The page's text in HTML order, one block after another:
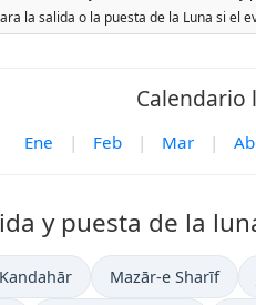
la salida o la puesta de la Luna si el
Calendario
Ene | Feb | Mar |
y puesta de la
Kandahār Mazār-e Sharīf